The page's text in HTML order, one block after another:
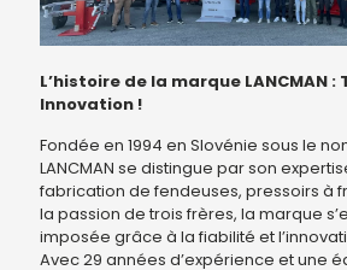
L’histoire de la marque LANCMAN
Innovation !
Fondée en 1994 en Slovénie sous le
LANCMAN se distingue par son
fabrication de fendeuses, pressoirs à
la passion de trois frères, la marque
imposée grâce à la fiabilité et
Avec 29 années d’expérience et une